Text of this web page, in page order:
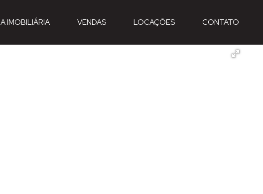
CONTATO
LOCAÇÕES
VENDAS
A IMOBILIÁRIA